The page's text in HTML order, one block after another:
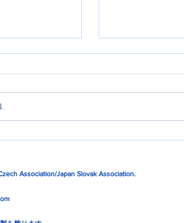
Association/Japan Slovak Association.